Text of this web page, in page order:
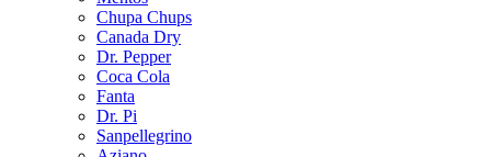
Chupa Chups
Canada Dry
Dr. Pepper
Coca Cola
Fanta
Dr. Pi
Sanpellegrino